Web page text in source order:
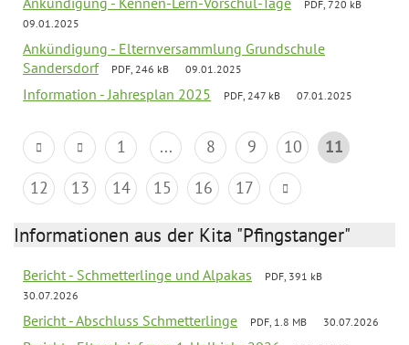
PDF, 720 kB
09.01.2025
Ankündigung - Elternversammlung Grundschule
Sandersdorf
PDF, 246 kB 09.01.2025
Information - Jahresplan 2025 PDF, 247 kB 07.01.2025
1 ... 8 9 10
11
12
13 14 15 16 17
Informationen aus der Kita "Pfingstanger"
Bericht - Schmetterlinge und Alpakas
PDF, 391 kB
30.07.2026
Bericht - Abschluss Schmetterlinge PDF, 1.8 MB 30.07.2026